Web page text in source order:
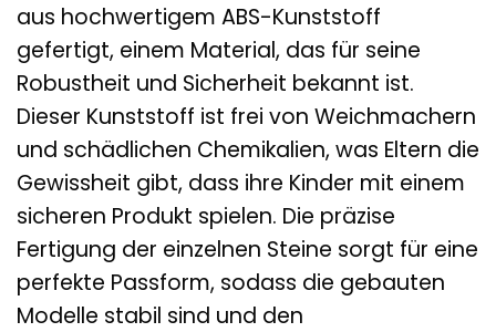
aus hochwertigem ABS-Kunststoff
gefertigt, einem Material, das für seine
Robustheit und Sicherheit bekannt ist.
Dieser Kunststoff ist frei von Weichmachern
und schädlichen Chemikalien, was Eltern die
Gewissheit gibt, dass ihre Kinder mit einem
sicheren Produkt spielen. Die präzise
Fertigung der einzelnen Steine sorgt für eine
perfekte Passform, sodass die gebauten
Modelle stabil sind und den